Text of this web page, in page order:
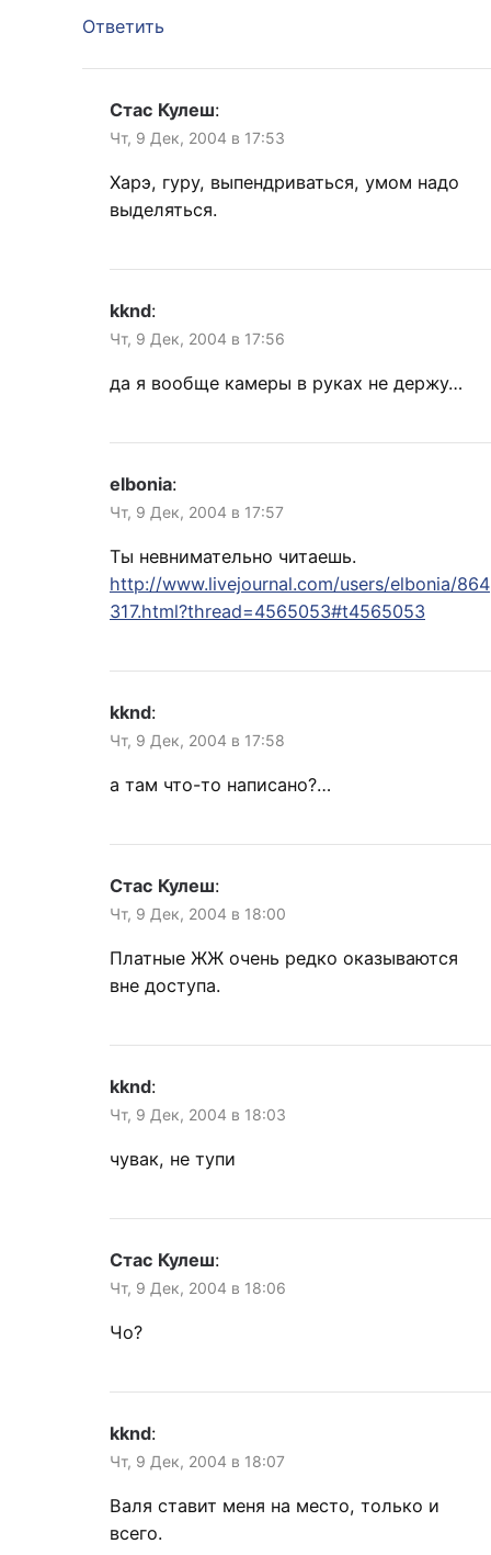
Ответить
Стас Кулеш:
Чт, 9 Дек, 2004 в 17:53
Харэ, гуру, выпендриваться, умом надо
выделяться.
kknd:
Чт, 9 Дек, 2004 в 17:56
да я вообще камеры в руках не держу…
elbonia:
Чт, 9 Дек, 2004 в 17:57
Ты невнимательно читаешь.
http://www.livejournal.com/users/elbonia/864
317.html?thread=4565053#t4565053
kknd:
Чт, 9 Дек, 2004 в 17:58
а там что-то написано?…
Стас Кулеш:
Чт, 9 Дек, 2004 в 18:00
Платные ЖЖ очень редко оказываются
вне доступа.
kknd:
Чт, 9 Дек, 2004 в 18:03
чувак, не тупи
Стас Кулеш:
Чт, 9 Дек, 2004 в 18:06
Чо?
kknd:
Чт, 9 Дек, 2004 в 18:07
Валя ставит меня на место, только и
всего.